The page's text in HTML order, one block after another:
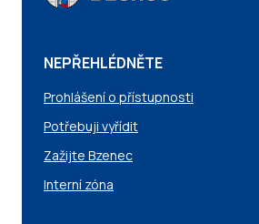
NEPŘEHLÉDNĚTE
Prohlášení o přístupnosti
Potřebuji vyřídit
Zažijte Bzenec
Interní zóna